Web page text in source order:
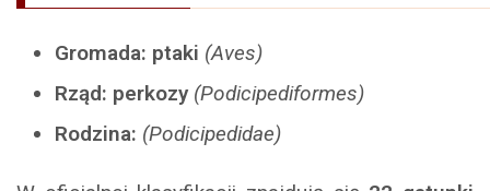
Gromada: ptaki (Aves)
Rząd: perkozy (Podicipediformes)
Rodzina: (Podicipedidae)